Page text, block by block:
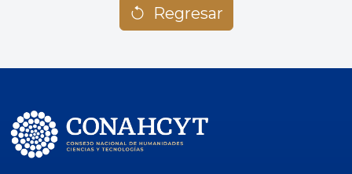
Regresar